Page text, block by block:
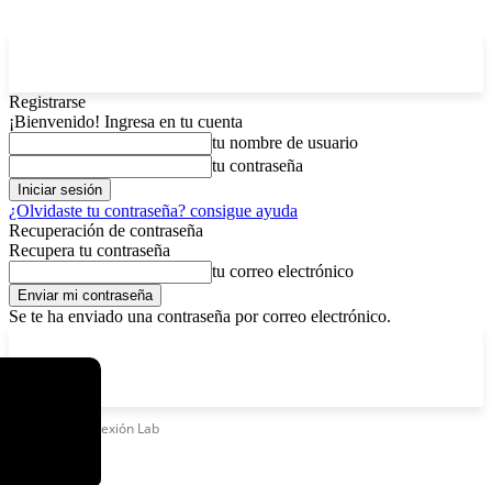
Registrarse
¡Bienvenido! Ingresa en tu cuenta
tu nombre de usuario
tu contraseña
¿Olvidaste tu contraseña? consigue ayuda
Recuperación de contraseña
Recupera tu contraseña
tu correo electrónico
Se te ha enviado una contraseña por correo electrónico.
Conexión Lab